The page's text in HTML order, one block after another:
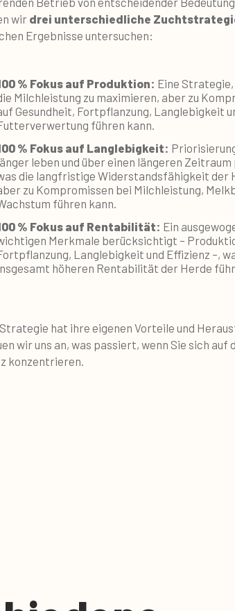
wir drei unterschiedliche
Ergebnisse untersuchen:
% Fokus auf Produktion: Eine
Milchleistung zu maximieren, aber zu
Gesundheit, Fortpflanzung, Langlebigkeit
führen kann.
% Fokus auf Langlebigkeit:
leben und über einen längeren
die langfristige Widerstandsfähigkeit der
zu Kompromissen bei Milchleistung,
führen kann.
% Fokus auf Rentabilität: Ein
Merkmale berücksichtigt –
Langlebigkeit und Effizienz –,
höheren Rentabilität der Herde
hat ihre eigenen Vorteile und
wir uns an, was passiert, wenn Sie sich auf
konzentrieren.